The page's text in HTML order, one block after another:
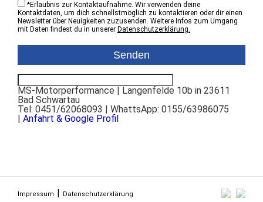
*Erlaubnis zur Kontaktaufnahme. Wir verwenden deine
Kontaktdaten, um dich schnellstmöglich zu kontaktieren oder dir einen
Newsletter über Neuigkeiten zuzusenden. Weitere Infos zum Umgang
mit Daten findest du in unserer Datenschutzerklärung.
MS-Motorperformance | Langenfelde 10b in 23611
Bad Schwartau
Tel: 0451/62068093 | WhattsApp: 0155/63986075
| Anfahrt & Google Profil
Impressum Datenschutzerklärung